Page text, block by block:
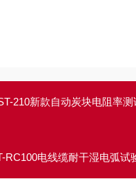
210新款自动炭块电阻率测
RC100电线缆耐干湿电弧试